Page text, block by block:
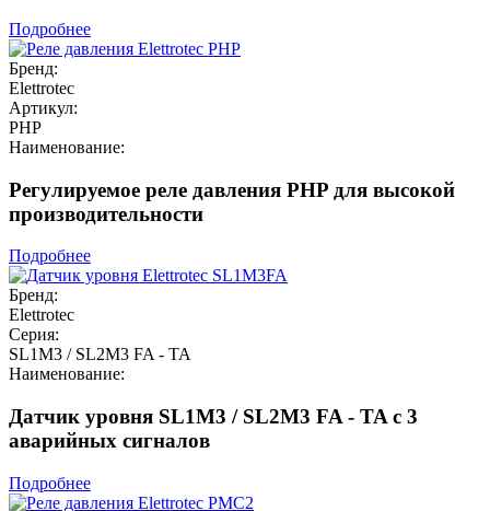
Подробнее
Бренд:
Elettrotec
Артикул:
PHP
Наименование:
Регулируемое реле давления PHP для высокой
производительности
Подробнее
Бренд:
Elettrotec
Серия:
SL1M3 / SL2M3 FA - TA
Наименование:
Датчик уровня SL1M3 / SL2M3 FA - TA с 3
аварийных сигналов
Подробнее